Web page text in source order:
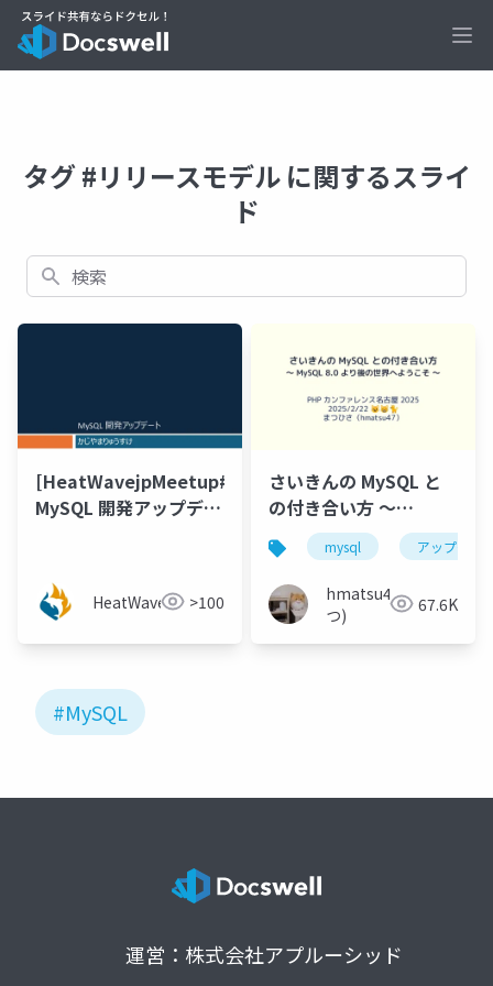
タグ #リリースモデル に関するスライ
ド
検索
[HeatWavejpMeetup#18]
MySQL 開発アップデー
HeatWavejp >100
さいきんの MySQL と
の付き合い方 〜
MySQL 8.0 より後の世
界へようこそ 〜
mysql アップグレ
hmatsu47(ま
つ)
67.6K
#MySQL
運営：株式会社アプルーシッド